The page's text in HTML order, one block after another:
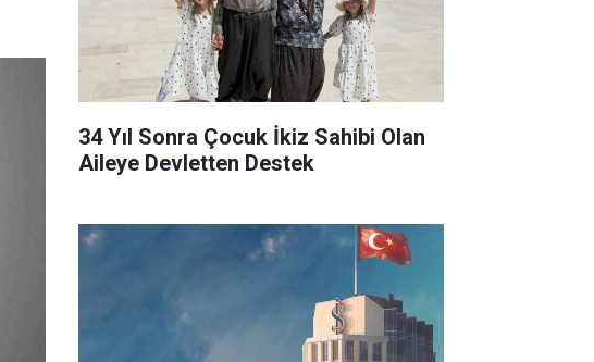
34 Yıl Sonra Çocuk İkiz Sahibi Olan
Aileye Devletten Destek